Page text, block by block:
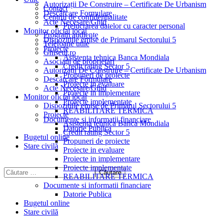
Autorizații De Construire – Certificate De Urbanism
Descărcare Formulare
Acte Necesare/Ghid
Monitor oficial local
Dispozitiile emise de Primarul Sectorului 5
Proiecte
Asistenta tehnica Banca Mondiala
Credit rating Sector 5
Propuneri de proiecte
Proiecte in evaluare
Proiecte in implementare
Proiecte implementate
REABILITARE TERMICA
Documente si informatii financiare
Datorie Publica
Bugetul online
Stare civilă
Contact
Centrul de confidențialitate
Prelucrarea datelor cu caracter personal
Program audiențe
Telefoane utile
Ghișeul.ro
Asociații de proprietari
Autorizații De Construire – Certificate De Urbanism
Descărcare Formulare
Acte Necesare/Ghid
Monitor oficial local
Dispozitiile emise de Primarul Sectorului 5
Proiecte
Asistenta tehnica Banca Mondiala
Credit rating Sector 5
Propuneri de proiecte
Proiecte in evaluare
Proiecte in implementare
Proiecte implementate
REABILITARE TERMICA
Documente si informatii financiare
Datorie Publica
Bugetul online
Stare civilă